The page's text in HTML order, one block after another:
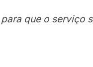
que o serviço